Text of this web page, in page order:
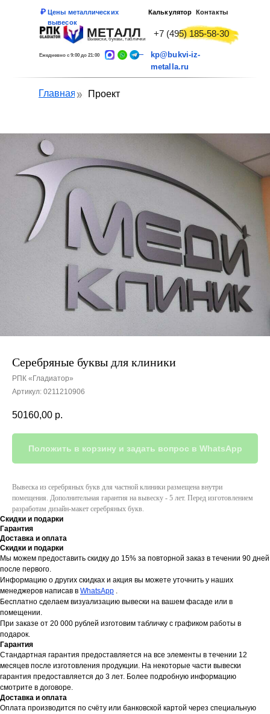
Цены металлических
вывесок
Калькулятор
Ежедневно с 9:00 до 21:00
+7 (495) 185-58-30
kp@bukvi-iz-
metalla.ru
Контакты
Вывески, буквы, таблички
МЕТАЛЛ
Главная Проект
Серебряные буквы для клиники
РПК «Гладиатор»
Артикул: 0211210906
50160,00 р.
Положить в корзину и задать вопрос в WhatsApp
Вывеска из серебряных букв для частной клиники размещена внутри
помещения. Дополнительная гарантия на вывеску - 5 лет. Перед изготовлением
разработам дизайн-макет серебряных букв.
Скидки и подарки
Гарантия
Доставка и оплата
Скидки и подарки
Мы можем предоставить скидку до 15% за повторной заказ в течении 90 дней
после первого.
Информацию о других скидках и акция вы можете уточнить у наших
менеджеров написав в WhatsApp .
Бесплатно сделаем визуализацию вывески на вашем фасаде или в
помещении.
При заказе от 20 000 рублей изготовим табличку с графиком работы в
подарок.
Гарантия
Стандартная гарантия предоставляется на все элементы в течении 12
месяцев после изготовления продукции. На некоторые части вывески
гарантия предоставляется до 3 лет. Более подробную информацию
смотрите в договоре.
Доставка и оплата
Оплата производится по счёту или банковской картой через специальную